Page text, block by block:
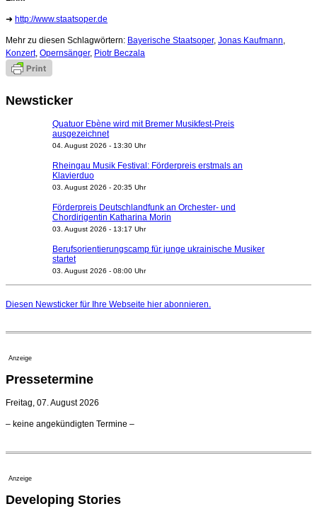
➜ http://www.staatsoper.de
Mehr zu diesen Schlagwörtern: Bayerische Staatsoper, Jonas Kaufmann,
Konzert, Opernsänger, Piotr Beczala
Newsticker
Quatuor Ebène wird mit Bremer Musikfest-Preis
ausgezeichnet
04. August 2026 - 13:30 Uhr
Rheingau Musik Festival: Förderpreis erstmals an
Klavierduo
03. August 2026 - 20:35 Uhr
Förderpreis Deutschlandfunk an Orchester- und
Chordirigentin Katharina Morin
03. August 2026 - 13:17 Uhr
Berufsorientierungscamp für junge ukrainische Musiker
startet
03. August 2026 - 08:00 Uhr
Nationaltheater Mannheim
Regensburger Generalmusikdirektor Stefan Veselka
Kammerorchester Heilbronn: Chefdirigent Risto Joost
verlängert bis 2030
Ensemblemitglieder
Dirigent Nicolás Pasquet mit Würth-Preis der
Jeunesses Musicales ausgezeichnet
Diesen Newsticker für Ihre Webseite hier abonnieren.
Anzeige
Pressetermine
Freitag, 07. August 2026
– keine angekündigten Termine –
Anzeige
Developing Stories